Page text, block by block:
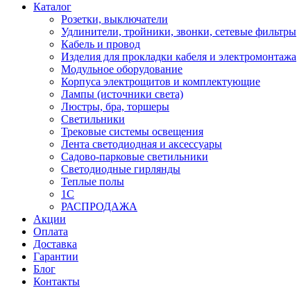
Каталог
Розетки, выключатели
Удлинители, тройники, звонки, сетевые фильтры
Кабель и провод
Изделия для прокладки кабеля и электромонтажа
Модульное оборудование
Корпуса электрощитов и комплектующие
Лампы (источники света)
Люстры, бра, торшеры
Светильники
Трековые системы освещения
Лента светодиодная и аксессуары
Садово-парковые светильники
Светодиодные гирлянды
Теплые полы
1С
РАСПРОДАЖА
Акции
Оплата
Доставка
Гарантии
Блог
Контакты